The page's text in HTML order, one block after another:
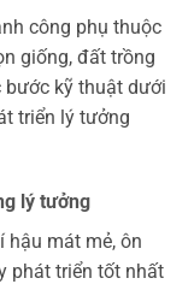
công phụ thuộc
giống, đất trồng
bước kỹ thuật dưới
triển lý tưởng
lý tưởng
hậu mát mẻ, ôn
phát triển tốt nhất